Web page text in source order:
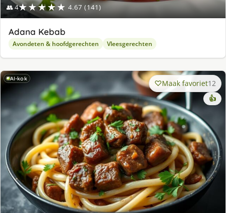
👥 4★★★★★ 4.67 (141)
Adana Kebab
Avondeten & hoofdgerechten Vleesgerechten
AI-kok Maak favoriet12
👍